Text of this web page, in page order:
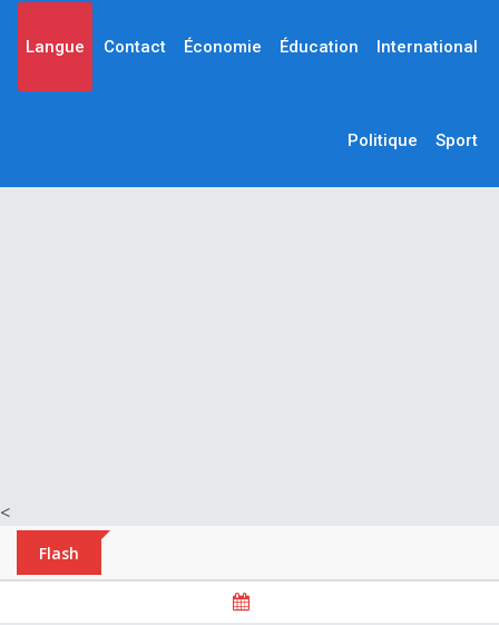
<
Langue Contact Économie Éducation International
Politique Sport
Flash